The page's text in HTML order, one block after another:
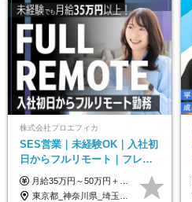
株式会社プロエフィカ
SES営業｜未経験OK｜入社初
日からフルリモート｜フレッ
クス可｜残業月平均10h以下｜
事業立ち上げメンバー
月給35万円～50万円＋交通費 ◎経験やスキルを考慮し、最大限優遇します ◎上記月給は固定残業代月40時間分(月10万9,375～)を含みます。残業時間が超過した場合はその分追加支給します ◎試用期間6カ月あり(給与や待遇は同じです)
東京都_神奈川県_埼玉県_千葉県_大阪府_愛知県_北海道_青森県_岩手県_宮城県_秋田県_山形県_福島県_茨城県_栃木県_群馬県_新潟県_山梨県_長野県_富山県_石川県_福井県_静岡県_岐阜県_三重県_兵庫県_京都府_滋賀県_奈良県_和歌山県_広島県_岡山県_鳥取県_島根県_山口県_徳島県_香川県_愛媛県_高知県_福岡県_熊本県_佐賀県_長崎県_大分県_宮崎県_鹿児島県_沖縄県